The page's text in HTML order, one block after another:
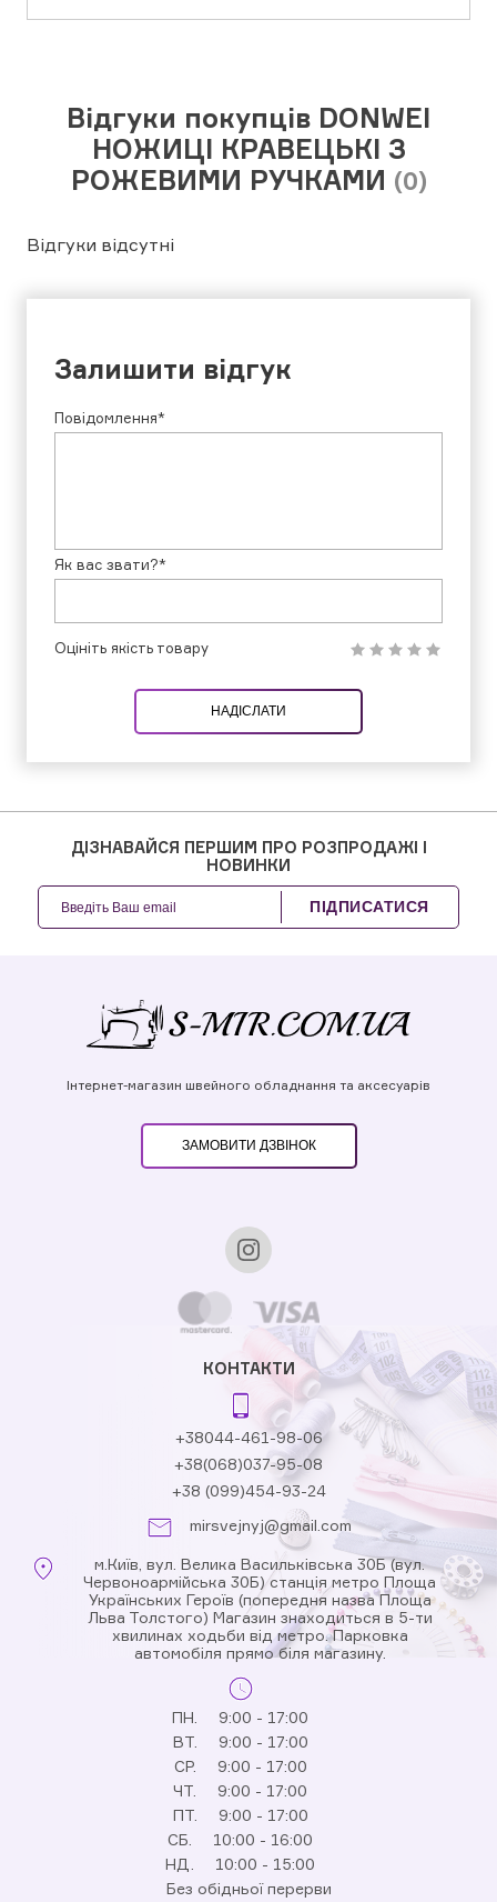
Відгуки покупців DONWEI
НОЖИЦІ КРАВЕЦЬКІ З
РОЖЕВИМИ РУЧКАМИ (0)
Відгуки відсутні
Залишити відгук
Повідомлення*
Як вас звати?*
Оцініть якість товару
НАДІСЛАТИ
ДІЗНАВАЙСЯ ПЕРШИМ ПРО РОЗПРОДАЖІ І
НОВИНКИ
ПІДПИСАТИСЯ
Інтернет-магазин швейного обладнання та аксесуарів
ЗАМОВИТИ ДЗВІНОК
КОНТАКТИ
+38044-461-98-06
+38(068)037-95-08
+38 (099)454-93-24
mirsvejnyj@gmail.com
м.Київ, вул. Велика Васильківська 30Б (вул.
Червоноармійська 30Б) станція метро Площа
Українських Героїв (попередня назва Площа
Льва Толстого) Магазин знаходиться в 5-ти
хвилинах ходьби від метро. Парковка
автомобіля прямо біля магазину.
ПН.
9:00 - 17:00
ВТ.
9:00 - 17:00
СР.
9:00 - 17:00
ЧТ.
9:00 - 17:00
ПТ.
9:00 - 17:00
СБ.
10:00 - 16:00
НД.
10:00 - 15:00
Без обідньої перерви